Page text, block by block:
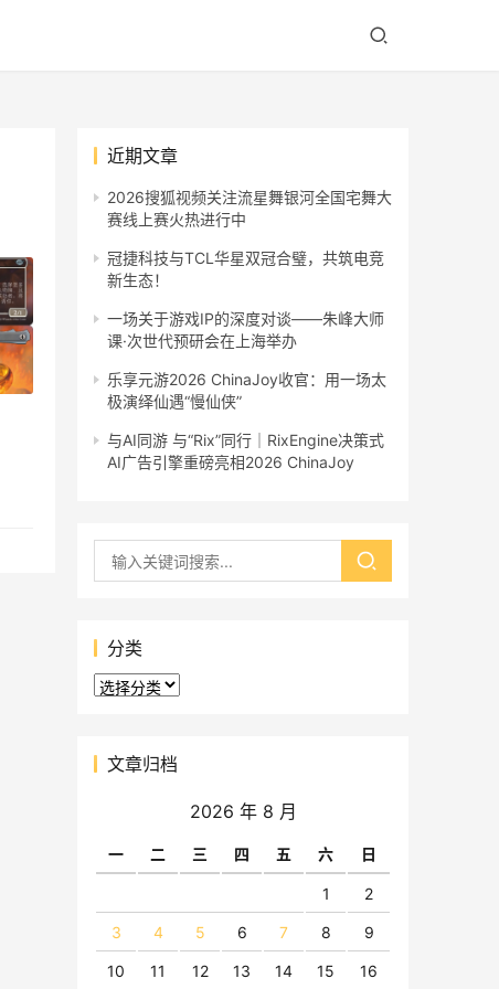
近期文章
2026搜狐视频关注流星舞银河全国宅舞大
赛线上赛火热进行中
冠捷科技与TCL华星双冠合璧，共筑电竞
新生态！
一场关于游戏IP的深度对谈——朱峰大师
课·次世代预研会在上海举办
乐享元游2026 ChinaJoy收官：用一场太
极演绎仙遇“慢仙侠”
与AI同游 与“Rix”同行｜RixEngine决策式
AI广告引擎重磅亮相2026 ChinaJoy
分类
分
文章归档
2026 年 8 月
一 二 三 四 五 六 日
1 2
3 4 5 6 7 8 9
10 11 12 13 14 15 16